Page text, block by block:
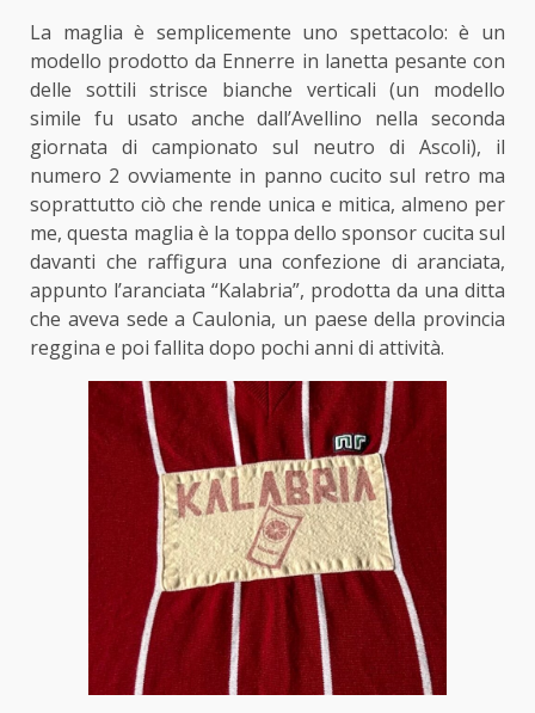
La maglia è semplicemente uno spettacolo: è un
modello prodotto da Ennerre in lanetta pesante con
delle sottili strisce bianche verticali (un modello
simile fu usato anche dall’Avellino nella seconda
giornata di campionato sul neutro di Ascoli), il
numero 2 ovviamente in panno cucito sul retro ma
soprattutto ciò che rende unica e mitica, almeno per
me, questa maglia è la toppa dello sponsor cucita sul
davanti che raffigura una confezione di aranciata,
appunto l’aranciata “Kalabria”, prodotta da una ditta
che aveva sede a Caulonia, un paese della provincia
reggina e poi fallita dopo pochi anni di attività.